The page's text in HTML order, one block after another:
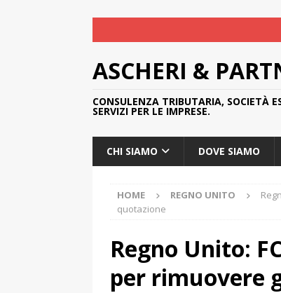
ASCHERI &
CONSULENZA TRIBUTARIA, SOCIETÀ
SERVIZI PER LE IMPRESE.
CHI SIAMO DOVE SIAMO
HOME REGNO UNITO
quotazione
Regno Unito:
per rimuovere